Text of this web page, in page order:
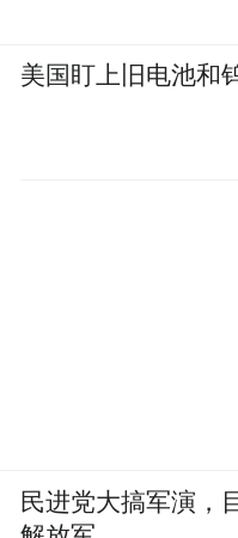
美国盯上旧电池和
民进党大搞军演，